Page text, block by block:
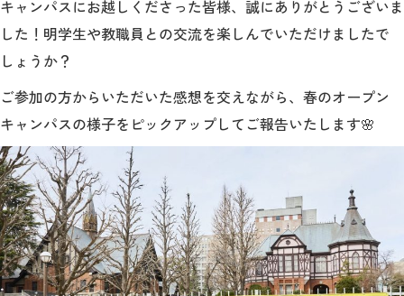
研究
学生生活
留学・国際交流
キャリア
ボランティア
生涯学習・社会連携
キャンパスにお越しくださった皆様、誠にありがとうございま
した！ 明学生や教職員との交流を楽しんでいただけましたで
しょうか？
ご参加の方からいただいた感想を交えながら、春のオープン
キャンパスの様子をピックアップしてご報告いたします🌸